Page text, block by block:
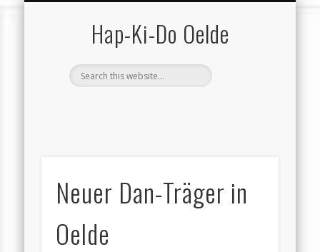
Hap-Ki-Do Oelde
Neuer Dan-Träger in
Oelde